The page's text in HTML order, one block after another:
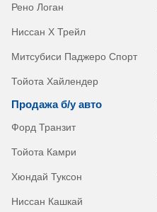
Рено Логан
Ниссан Х Трейл
Митсубиси Паджеро Спорт
Тойота Хайлендер
Продажа б/у авто
Форд Транзит
Тойота Камри
Хюндай Туксон
Ниссан Кашкай